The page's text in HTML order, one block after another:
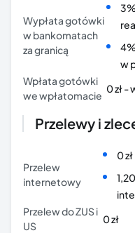
Wypłata gotówki
w bankomatach
za granicą
w
Wpłata gotówki
we wpłatomacie
0 zł -
Przelewy i
Przelew
internetowy
0
Przelew do ZUS i
US
0 zł